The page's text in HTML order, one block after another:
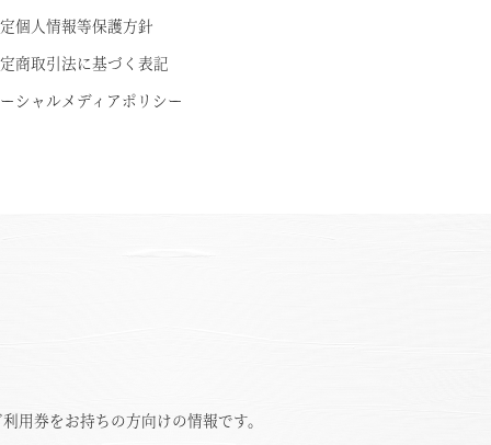
個人情報等保護方針
商取引法に基づく表記
シャルメディアポリシー
用券をお持ちの方向けの情報です。